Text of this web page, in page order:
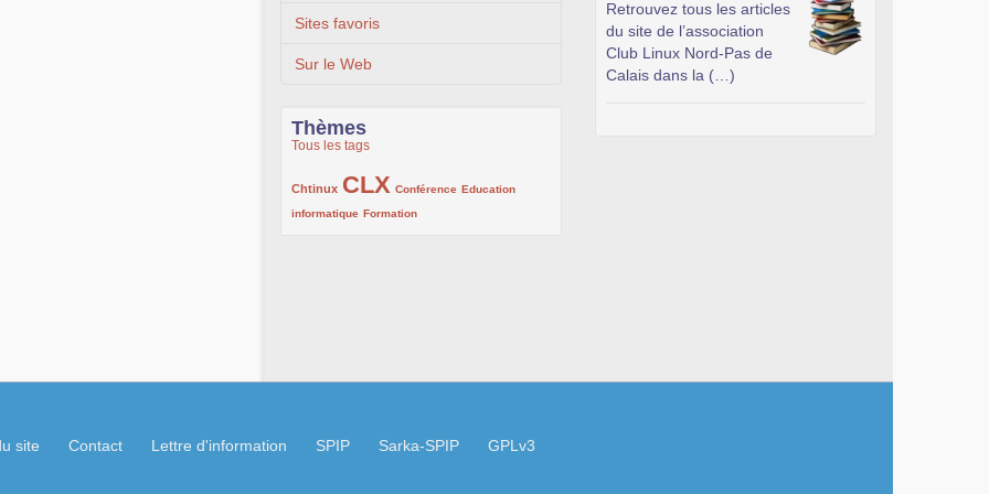
Sites favoris
Sur le Web
Thèmes
Tous les tags
Chtinux
222/1002CLX
1002/1002 Conférence
132/1002
Education
informatique
119/1002 Formation
168/1002
Retrouvez tous les articles
du site de l’association
Club Linux Nord-Pas de
Calais dans la (…)
site Contact Lettre d'information SPIP Sarka-SPIP GPLv3